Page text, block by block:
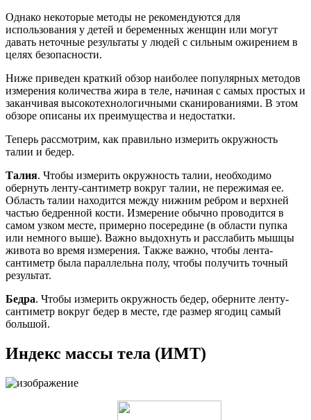
Однако некоторые методы не рекомендуются для
использования у детей и беременных женщин или могут
давать неточные результаты у людей с сильным ожирением в
целях безопасности.
Ниже приведен краткий обзор наиболее популярных методов
измерения количества жира в теле, начиная с самых простых и
заканчивая высокотехнологичными сканированиями. В этом
обзоре описаны их преимущества и недостатки.
Теперь рассмотрим, как правильно измерить окружность
талии и бедер.
Талия. Чтобы измерить окружность талии, необходимо
обернуть ленту-сантиметр вокруг талии, не пережимая ее.
Область талии находится между нижним ребром и верхней
частью бедренной кости. Измерение обычно проводится в
самом узком месте, примерно посередине (в области пупка
или немного выше). Важно выдохнуть и расслабить мышцы
живота во время измерения. Также важно, чтобы лента-
сантиметр была параллельна полу, чтобы получить точный
результат.
Бедра. Чтобы измерить окружность бедер, оберните ленту-
сантиметр вокруг бедер в месте, где размер ягодиц самый
большой.
Индекс массы тела (ИМТ)